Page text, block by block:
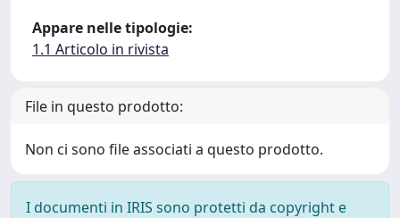
Appare nelle tipologie:
1.1 Articolo in rivista
File in questo prodotto:
Non ci sono file associati a questo prodotto.
I documenti in IRIS sono protetti da copyright e